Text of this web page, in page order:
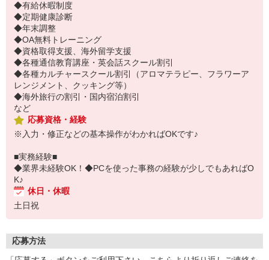
◆有給休暇制度
◆定期健康診断
◆年末調整
◆OA無料トレーニング
◆資格取得支援、海外留学支援
◆各種通信教育講座・英会話スクール割引
◆各種カルチャースクール割引（アロマテラピー、フラワーア
レンジメント、クッキング等）
◆海外旅行の割引・国内宿泊割引
など
応募資格・経験
※入力・修正などの基本操作がわかればOKです♪
■実務経験■
◆業界未経験OK！◆PCを使った事務の経験が少しでもあればO
K♪
休日・休暇
土日祝
応募方法